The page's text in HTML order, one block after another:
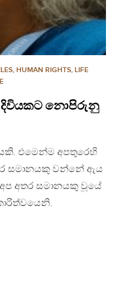
, HUMAN RIGHTS, LIFE
දිවියකට නොපිරුනු
එමෙන්ම අපතුරෙහි
සමානයකු වන්නේ ඇය
අතර සමානයකු වූයේ